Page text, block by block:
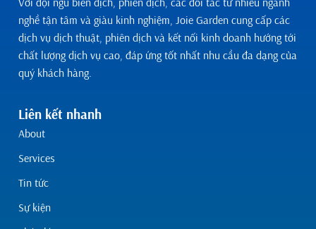
nghề tận tâm và giàu kinh nghiệm, Joie Garden cung cấp các
dịch vụ dịch thuật, phiên dịch và kết nối kinh doanh hướng tới
chất lượng dịch vụ cao, đáp ứng tốt nhất nhu cầu đa dạng của
quý khách hàng.
Liên kết nhanh
About
Services
Tin tức
Sự kiện